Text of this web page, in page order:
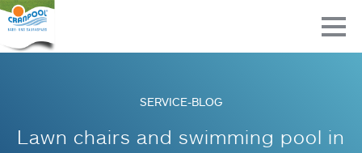
SERVICE-BLOG
Lawn chairs and swimming pool in